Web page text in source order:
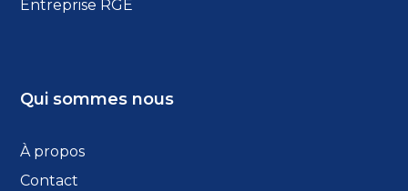
Entreprise RGE
Qui sommes nous
À propos
Contact